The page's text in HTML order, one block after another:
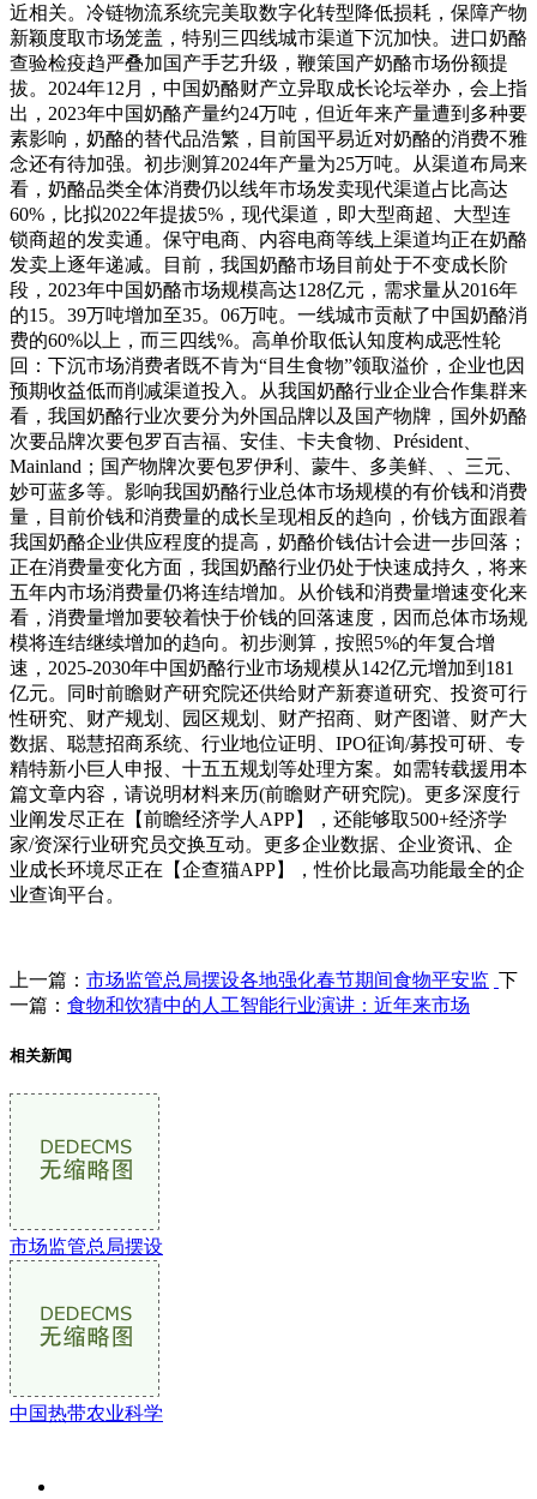
近相关。冷链物流系统完美取数字化转型降低损耗，保障产物
新颖度取市场笼盖，特别三四线城市渠道下沉加快。进口奶酪
查验检疫趋严叠加国产手艺升级，鞭策国产奶酪市场份额提
拔。2024年12月，中国奶酪财产立异取成长论坛举办，会上指
出，2023年中国奶酪产量约24万吨，但近年来产量遭到多种要
素影响，奶酪的替代品浩繁，目前国平易近对奶酪的消费不雅
念还有待加强。初步测算2024年产量为25万吨。从渠道布局来
看，奶酪品类全体消费仍以线年市场发卖现代渠道占比高达
60%，比拟2022年提拔5%，现代渠道，即大型商超、大型连
锁商超的发卖通。保守电商、内容电商等线上渠道均正在奶酪
发卖上逐年递减。目前，我国奶酪市场目前处于不变成长阶
段，2023年中国奶酪市场规模高达128亿元，需求量从2016年
的15。39万吨增加至35。06万吨。一线城市贡献了中国奶酪消
费的60%以上，而三四线%。高单价取低认知度构成恶性轮
回：下沉市场消费者既不肯为“目生食物”领取溢价，企业也因
预期收益低而削减渠道投入。从我国奶酪行业企业合作集群来
看，我国奶酪行业次要分为外国品牌以及国产物牌，国外奶酪
次要品牌次要包罗百吉福、安佳、卡夫食物、Président、
Mainland；国产物牌次要包罗伊利、蒙牛、多美鲜、、三元、
妙可蓝多等。影响我国奶酪行业总体市场规模的有价钱和消费
量，目前价钱和消费量的成长呈现相反的趋向，价钱方面跟着
我国奶酪企业供应程度的提高，奶酪价钱估计会进一步回落；
正在消费量变化方面，我国奶酪行业仍处于快速成持久，将来
五年内市场消费量仍将连结增加。从价钱和消费量增速变化来
看，消费量增加要较着快于价钱的回落速度，因而总体市场规
模将连结继续增加的趋向。初步测算，按照5%的年复合增
速，2025-2030年中国奶酪行业市场规模从142亿元增加到181
亿元。同时前瞻财产研究院还供给财产新赛道研究、投资可行
性研究、财产规划、园区规划、财产招商、财产图谱、财产大
数据、聪慧招商系统、行业地位证明、IPO征询/募投可研、专
精特新小巨人申报、十五五规划等处理方案。如需转载援用本
篇文章内容，请说明材料来历(前瞻财产研究院)。更多深度行
业阐发尽正在【前瞻经济学人APP】，还能够取500+经济学
家/资深行业研究员交换互动。更多企业数据、企业资讯、企
业成长环境尽正在【企查猫APP】，性价比最高功能最全的企
业查询平台。
上一篇： 市场监管总局摆设各地强化春节期间食物平安监 下
一篇： 食物和饮猜中的人工智能行业演讲：近年来市场
相关新闻
市场监管总局摆设
中国热带农业科学